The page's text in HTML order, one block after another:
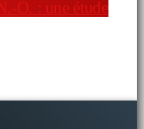
O. : une étude